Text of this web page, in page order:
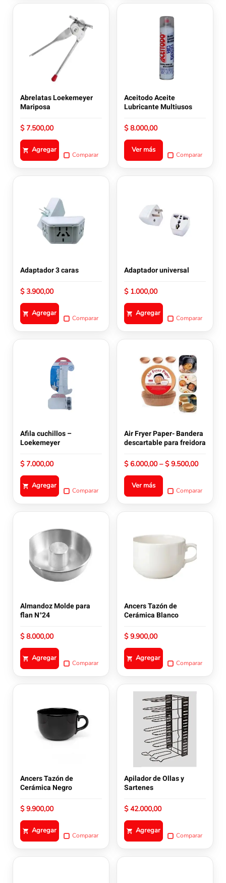
Abrelatas Loekemeyer
Mariposa
$7.500,00
Agregar
Comparar
Aceitodo Aceite
Lubricante Multiusos
$8.000,00
Ver más
elegir
producto
Comparar
Adaptador 3 caras
$3.900,00
Agregar
Comparar
Adaptador universal
$1.000,00
Agregar
Comparar
Afila cuchillos –
Loekemeyer
$7.000,00
Agregar
Comparar
Air Fryer Paper- Bandera
descartable para freidora
$6.000,00 – $9.500,00Rango
desde
$
Ver más
múltiples
variantes.
pueden
elegir
producto
Comparar
Almandoz Molde para
flan N°24
$8.000,00
Agregar
Comparar
Ancers Tazón de
Cerámica Blanco
$9.900,00
Agregar
Comparar
Ancers Tazón de
Cerámica Negro
$9.900,00
Agregar
Comparar
Apilador de Ollas y
Sartenes
$42.000,00
Agregar
Comparar